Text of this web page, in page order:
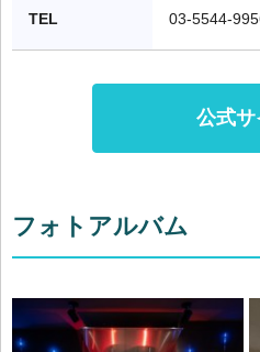
TEL 03-5544-
公式サ
フォトアルバム